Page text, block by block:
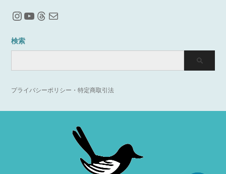
Instagram
YouTube
Threads
メール
検索
プライバシーポリシー・特定商取引法